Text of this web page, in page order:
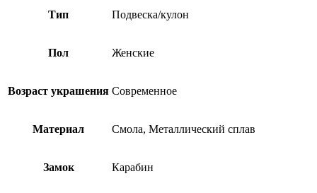
Тип Подвеска/кулон
Пол Женские
Возраст украшения Современное
Материал Смола, Металлический сплав
Замок Карабин